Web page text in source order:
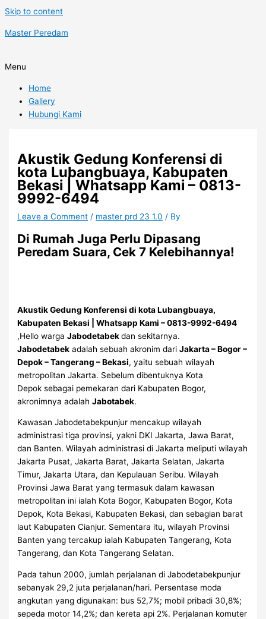
Skip to content
Master Peredam
Menu
Home
Gallery
Hubungi Kami
Akustik Gedung Konferensi di
kota Lubangbuaya, Kabupaten
Bekasi | Whatsapp Kami – 0813-
9992-6494
Leave a Comment / master prd 23 1.0 / By
Di Rumah Juga Perlu Dipasang
Peredam Suara, Cek 7 Kelebihannya!
Akustik Gedung Konferensi di kota Lubangbuaya,
Kabupaten Bekasi | Whatsapp Kami – 0813-9992-6494
,Hello wargaJabodetabekdan sekitarnya.
Jabodetabek adalah sebuah akronim dariJakarta – Bogor –
Depok – Tangerang – Bekasi, yaitu sebuah wilayah
metropolitan Jakarta. Sebelum dibentuknya Kota
Depok sebagai pemekaran dari Kabupaten Bogor,
akronimnya adalahJabotabek.
Kawasan Jabodetabekpunjur mencakup wilayah
administrasi tiga provinsi, yakni DKI Jakarta, Jawa Barat,
dan Banten. Wilayah administrasi di Jakarta meliputi wilayah
Jakarta Pusat, Jakarta Barat, Jakarta Selatan, Jakarta
Timur, Jakarta Utara, dan Kepulauan Seribu. Wilayah
Provinsi Jawa Barat yang termasuk dalam kawasan
metropolitan ini ialah Kota Bogor, Kabupaten Bogor, Kota
Depok, Kota Bekasi, Kabupaten Bekasi, dan sebagian barat
laut Kabupaten Cianjur. Sementara itu, wilayah Provinsi
Banten yang tercakup ialah Kabupaten Tangerang, Kota
Tangerang, dan Kota Tangerang Selatan.
Pada tahun 2000, jumlah perjalanan di Jabodetabekpunjur
sebanyak 29,2 juta perjalanan/hari. Persentase moda
angkutan yang digunakan: bus 52,7%; mobil pribadi 30,8%;
sepeda motor 14,2%; dan kereta api 2%. Perjalanan komuter